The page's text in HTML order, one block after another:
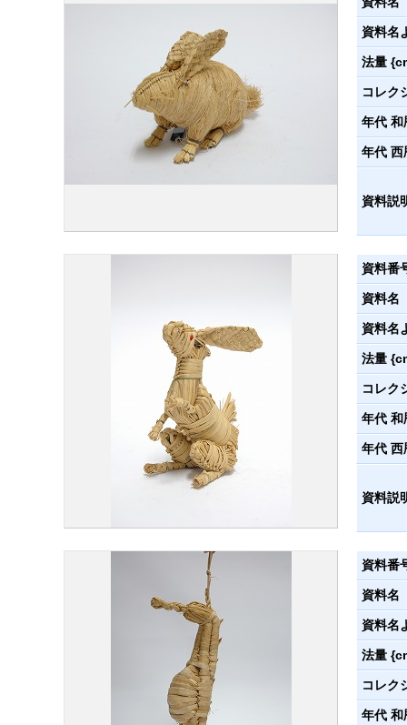
資料名
法量
コレク
年代 和
年代 西
資料説
資料番
資料名
資料名
法量
コレク
年代 和
年代 西
資料説
資料番
資料名
資料名
法量
コレク
年代 和